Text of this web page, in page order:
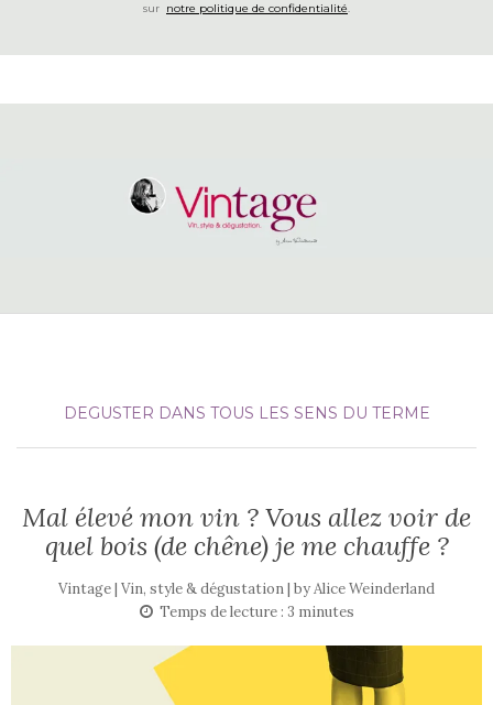
sur notre politique de confidentialité.
DEGUSTER DANS TOUS LES SENS DU TERME
Mal élevé mon vin ? Vous allez voir de
quel bois (de chêne) je me chauffe ?
Vintage | Vin, style & dégustation | byAlice Weinderland
Temps de lecture : 3 minutes